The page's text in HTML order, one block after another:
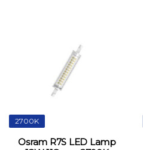
2700K
Osram R7S LED Lamp